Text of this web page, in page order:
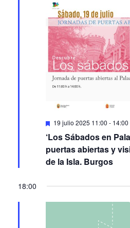
Featured
19 julio 2025 11:00- 14:00
‘Los Sábados en
puertas abiertas y
18:00